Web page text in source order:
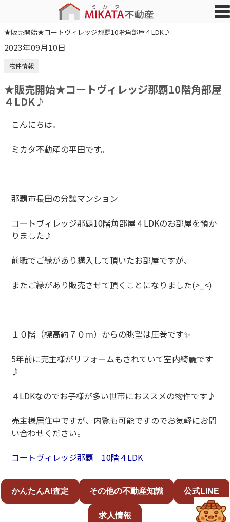
★販売開始★コートヴィレッジ那覇10階角部屋４LDK♪
2023年09月10日
物件情報
★販売開始★コートヴィレッジ那覇10階角部屋
４LDK♪
こんにちは。
ミカタ不動産の平田です。
那覇市長田の分譲マンション
コートヴィレッジ那覇10階角部屋４LDKのお部屋を預か
りました♪
前職でご縁があり購入して頂いたお部屋ですが、
またご縁があり販売させて頂くことになりました(>_<)
１０階（標高約７０ｍ）からの眺望は圧巻です✨
5年前に売主様がリフォームもされていて室内綺麗です
♪
４LDKなのでお子様が多い世帯におススメの物件です♪
売主様居住中ですが、内覧も可能ですのでお気軽にお問
い合わせください。
コートヴィレッジ那覇 10階４LDK
かんたんAI査定 その他の不動産知識 公式LINE
求人情報